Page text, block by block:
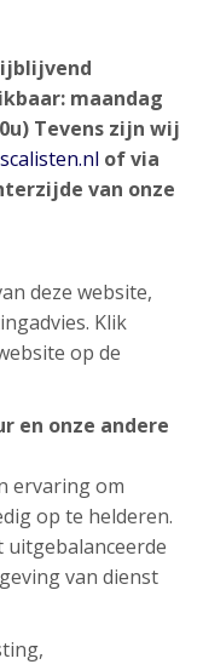
maandag
Tevens zijn wij
of via
van onze
deze website,
Klik
op de
en onze andere
ervaring om
op te helderen.
uitgebalanceerde
van dienst